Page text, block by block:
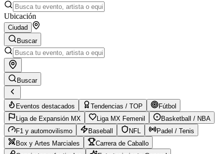
Ubicación
Ciudad
Buscar
Buscar
Eventos destacados Tendencias / TOP
Fútbol
Liga de Expansión MX
Liga MX Femenil
Basketball / NBA
F1 y automovilismo
Baseball NFL
Padel / Tenis
Box y Artes Marciales
Carrera de Caballo